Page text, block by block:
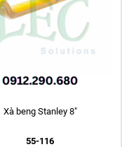
Xà beng Stanley 8"
55-116